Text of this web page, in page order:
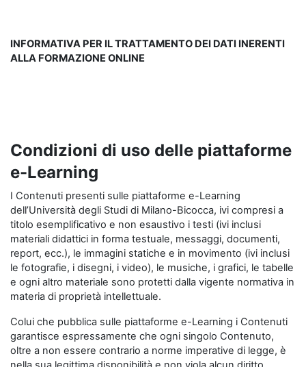
INFORMATIVA PER IL TRATTAMENTO DEI DATI INERENTI
ALLA FORMAZIONE ONLINE
Condizioni di uso delle piattaforme
e-Learning
I Contenuti presenti sulle piattaforme e-Learning
dell’Università degli Studi di Milano-Bicocca, ivi compresi a
titolo esemplificativo e non esaustivo i testi (ivi inclusi
materiali didattici in forma testuale, messaggi, documenti,
report, ecc.), le immagini statiche e in movimento (ivi inclusi
le fotografie, i disegni, i video), le musiche, i grafici, le tabelle
e ogni altro materiale sono protetti dalla vigente normativa in
materia di proprietà intellettuale.
Colui che pubblica sulle piattaforme e-Learning i Contenuti
garantisce espressamente che ogni singolo Contenuto,
oltre a non essere contrario a norme imperative di legge, è